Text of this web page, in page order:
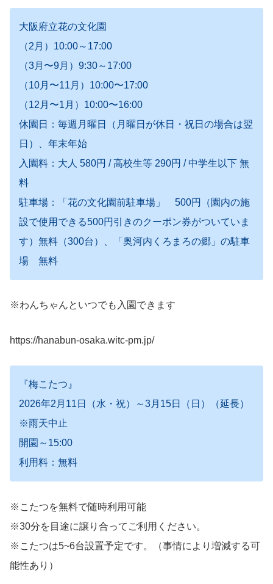
大阪府立花の文化園
（2月）10:00～17:00
（3月〜9月）9:30～17:00
（10月〜11月）10:00〜17:00
（12月〜1月）10:00〜16:00
休園日：毎週月曜日（月曜日が休日・祝日の場合は翌
日）、年末年始
入園料：大人 580円 / 高校生等 290円 / 中学生以下 無
料
駐車場：「花の文化園前駐車場」 500円（園内の施
設で使用できる500円引きのクーポン券がついていま
す）無料（300台）、「奥河内くろまろの郷」の駐車
場 無料
※わんちゃんといつでも入園できます
https://hanabun-osaka.witc-pm.jp/
『梅こたつ』
2026年2月11日（水・祝）～3月15日（日）（延長）
※雨天中止
開園～15:00
利用料：無料
※こたつを無料で随時利用可能
※30分を目途に譲り合ってご利用ください。
※こたつは5~6台設置予定です。（事情により増減する可
能性あり）